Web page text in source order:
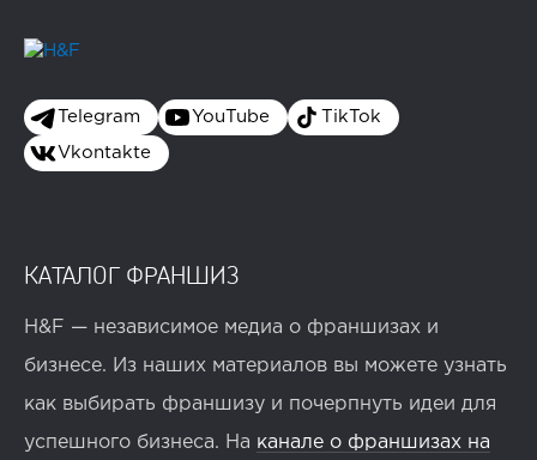
Telegram YouTube TikTok
Vkontakte
КАТАЛОГ ФРАНШИЗ
H&F — независимое медиа о франшизах и
бизнесе. Из наших материалов вы можете узнать
как выбирать франшизу и почерпнуть идеи для
успешного бизнеса. На канале о франшизах на